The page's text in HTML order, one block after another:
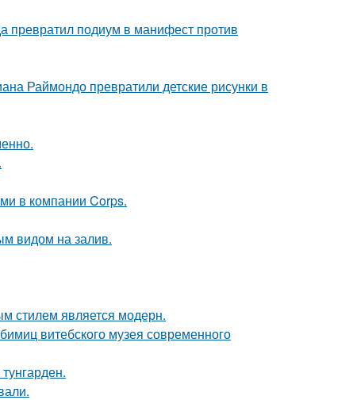
превратил подиум в манифест против
Раймондо превратили детские рисунки в
в компании Corps.
видом на залив.
стилем является модерн.
витебского музея современного